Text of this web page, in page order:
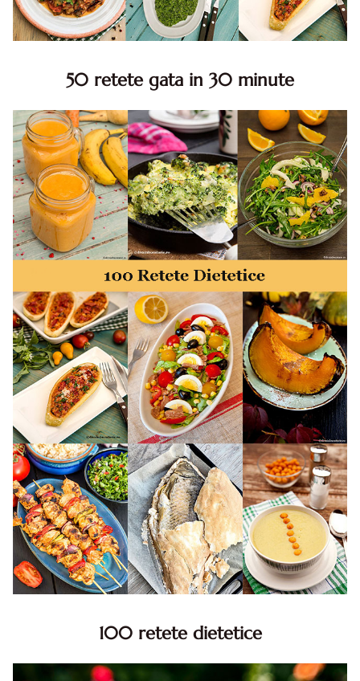
50 retete gata in 30 minute
minute. Retete rapide. Retete rapide de mancare. Idei
retete mancare rapid
100 retete dietetice
dietetice. Idei retete dietetice. 100 Retete mancare